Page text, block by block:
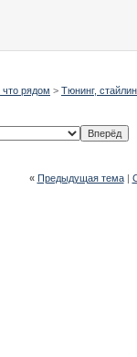
рядом > Тюнинг,
« Предыдущая тема|